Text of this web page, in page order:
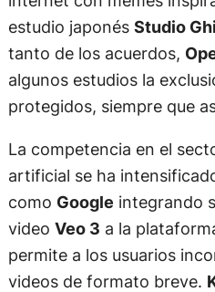
estudio japonés Studio
tanto de los acuerdos,
algunos estudios la
protegidos, siempre que
La competencia en el
artificial se ha
como Google integrando
video Veo 3 a la
permite a los usuarios
videos de formato breve.